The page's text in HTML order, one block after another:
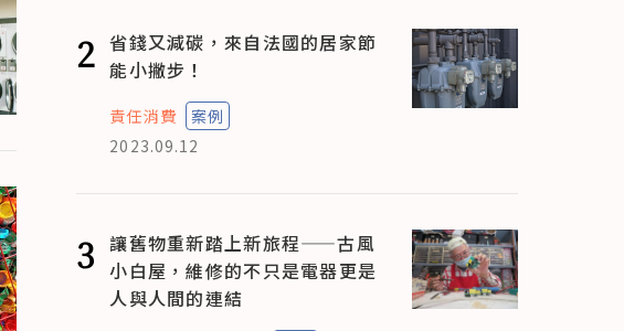
2 省錢又減碳，來自法國的居家節
能小撇步！
責任消費
案例
2023.09.12
3
讓舊物重新踏上新旅程——古風
小白屋，維修的不只是電器更是
人與人間的連結